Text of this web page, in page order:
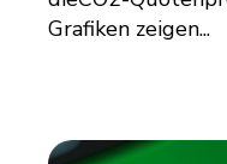
Grafiken zeigen...